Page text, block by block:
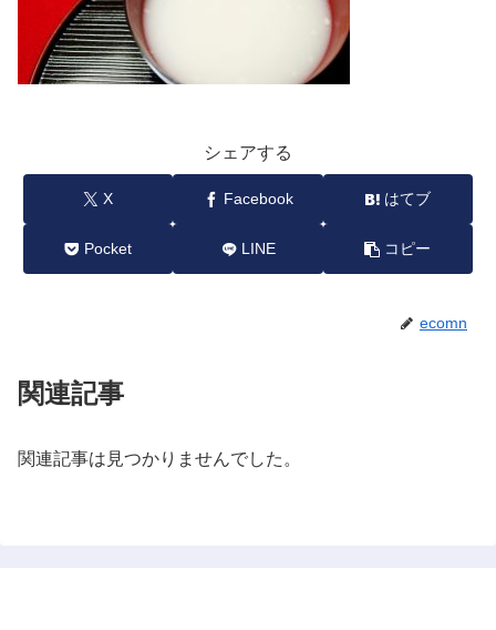
シェアする
X Facebook はてブ
Pocket LINE コピー
ecomn
関連記事
関連記事は見つかりませんでした。